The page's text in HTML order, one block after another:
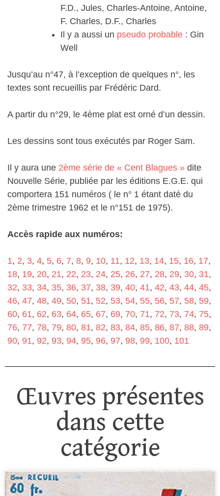
F.D., Jules, Charles-Antoine, Antoine,
F. Charles, D.F., Charles
Il y a aussi un pseudo probable : Gin
Well
Jusqu’au n°47, à l’exception de quelques n°, les
textes sont recueillis par Frédéric Dard.
A partir du n°29, le 4ème plat est orné d’un dessin.
Les dessins sont tous exécutés par Roger Sam.
Il y aura une 2ème série de « Cent Blagues » dite
Nouvelle Série, publiée par les éditions E.G.E. qui
comportera 151 numéros ( le n° 1 étant daté du
2ème trimestre 1962 et le n°151 de 1975).
Accès rapide aux numéros:
1, 2, 3, 4, 5, 6, 7, 8, 9, 10, 11, 12, 13, 14, 15, 16, 17,
18, 19, 20, 21, 22, 23, 24, 25, 26, 27, 28, 29, 30, 31,
32, 33, 34, 35, 36, 37, 38, 39, 40, 41, 42, 43, 44, 45,
46, 47, 48, 49, 50, 51, 52, 53, 54, 55, 56, 57, 58, 59,
60, 61, 62, 63, 64, 65, 67, 69, 70, 71, 72, 73, 74, 75,
76, 77, 78, 79, 80, 81, 82, 83, 84, 85, 86, 87, 88, 89,
90, 91, 92, 93, 94, 95, 96, 97, 98, 99, 100, 101
Œuvres présentes
dans cette
catégorie